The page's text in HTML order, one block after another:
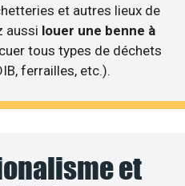
et autres lieux de
aussi louer une benne à
tous types de déchets
ferrailles, etc.).
et